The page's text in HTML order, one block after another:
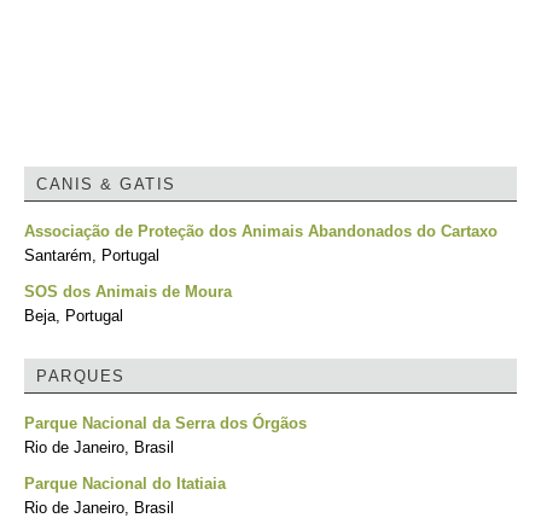
CANIS & GATIS
Associação de Proteção dos Animais Abandonados do Cartaxo
Santarém, Portugal
SOS dos Animais de Moura
Beja, Portugal
PARQUES
Parque Nacional da Serra dos Órgãos
Rio de Janeiro, Brasil
Parque Nacional do Itatiaia
Rio de Janeiro, Brasil